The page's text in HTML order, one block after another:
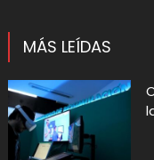
MÁS LEÍDAS